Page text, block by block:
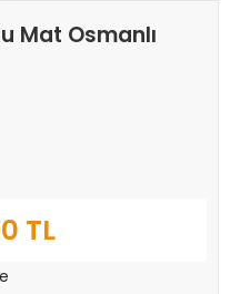
Mat Osmanlı
TL